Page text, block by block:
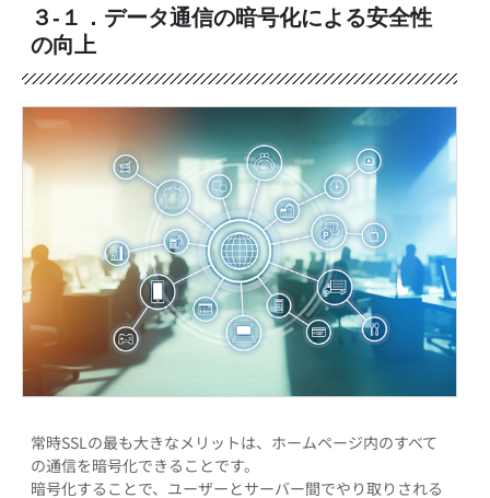
３-１．データ通信の暗号化による安全性
の向上
常時SSLの最も大きなメリットは、ホームページ内のすべて
の通信を暗号化できることです。
暗号化することで、ユーザーとサーバー間でやり取りされる